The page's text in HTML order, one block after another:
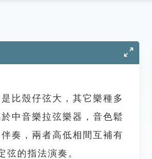
比殼仔弦大，其它樂種多
中音樂拉弦樂器，音色鬆
奏，兩者高低相間互補有
的指法演奏。